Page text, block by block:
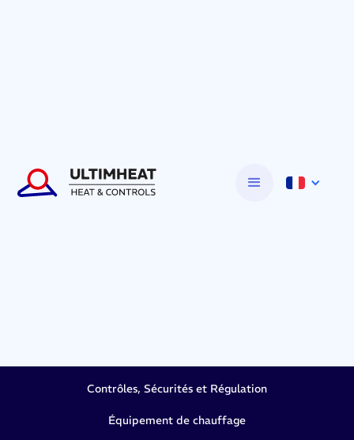
Contrôles, Sécurités et Régulation
Équipement de chauffage